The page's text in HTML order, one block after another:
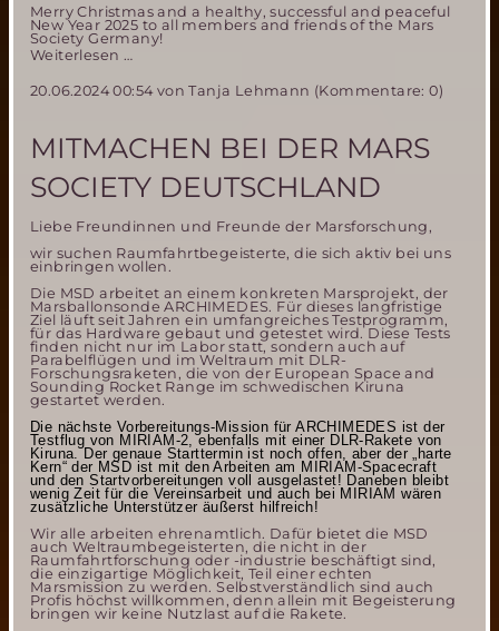
Merry Christmas and a healthy, successful and peaceful
New Year 2025 to all members and friends of the Mars
Society Germany!
Weiterlesen …
2024
20.06.2024 00:54von Tanja Lehmann (Kommentare: 0)
MITMACHEN BEI DER MARS
SOCIETY DEUTSCHLAND
Liebe Freundinnen und Freunde der Marsforschung,
wir suchen Raumfahrtbegeisterte, die sich aktiv bei uns
einbringen wollen.
Die MSD arbeitet an einem konkreten Marsprojekt, der
Marsballonsonde ARCHIMEDES. Für dieses langfristige
Ziel läuft seit Jahren ein umfangreiches Testprogramm,
für das Hardware gebaut und getestet wird. Diese Tests
finden nicht nur im Labor statt, sondern auch auf
Parabelflügen und im Weltraum mit DLR-
Forschungsraketen, die von der European Space and
Sounding Rocket Range im schwedischen Kiruna
gestartet werden.
Die nächste Vorbereitungs-Mission für ARCHIMEDES ist der
Testflug von MIRIAM-2, ebenfalls mit einer DLR-Rakete von
Kiruna. Der genaue Starttermin ist noch offen, aber der „harte
Kern“ der MSD ist mit den Arbeiten am MIRIAM-Spacecraft
und den Startvorbereitungen voll ausgelastet! Daneben bleibt
wenig Zeit für die Vereinsarbeit und auch bei MIRIAM wären
zusätzliche Unterstützer äußerst hilfreich!
Wir alle arbeiten ehrenamtlich. Dafür bietet die MSD
auch Weltraumbegeisterten, die nicht in der
Raumfahrtforschung oder -industrie beschäftigt sind,
die einzigartige Möglichkeit, Teil einer echten
Marsmission zu werden. Selbstverständlich sind auch
Profis höchst willkommen, denn allein mit Begeisterung
bringen wir keine Nutzlast auf die Rakete.